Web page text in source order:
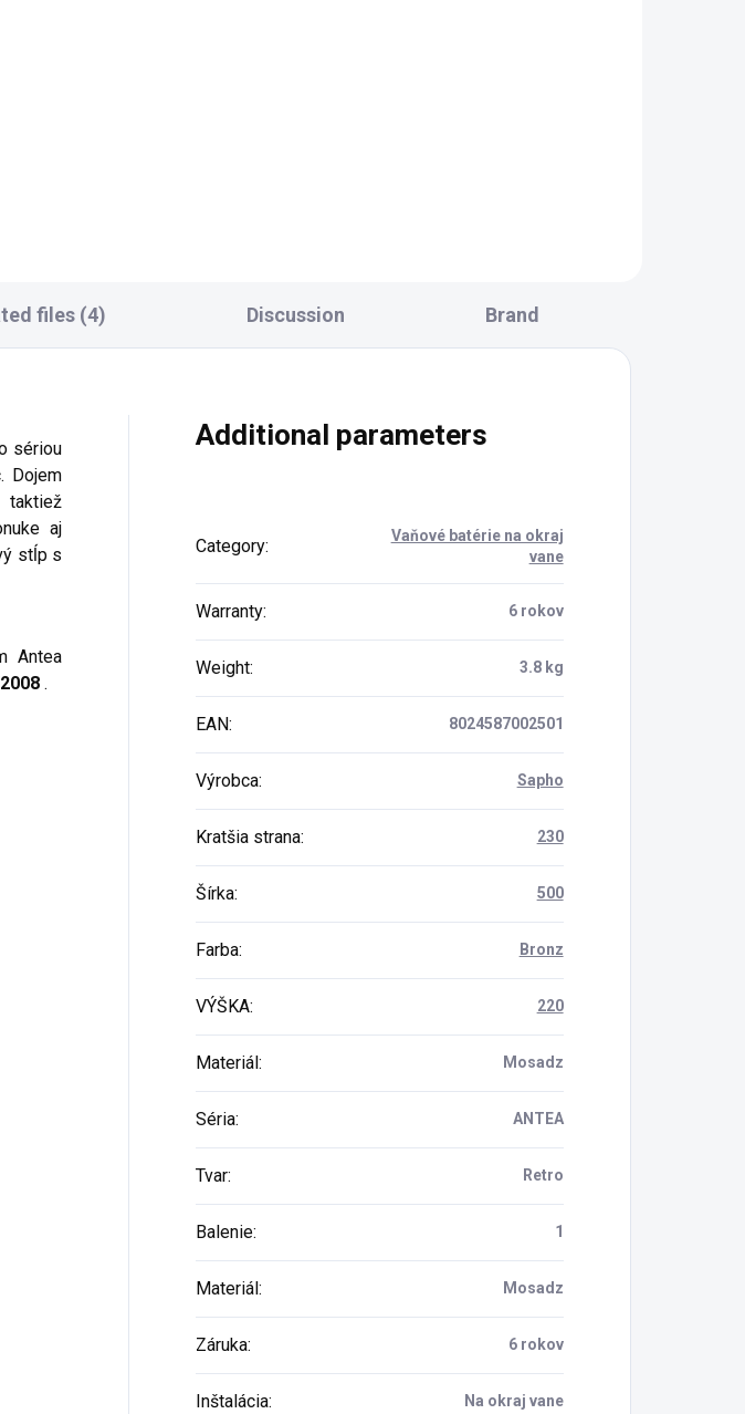
files (4) Discussion Brand
sériou
Dojem
taktiež
aj
stĺp s
Antea
.
Additional parameters
Category:
Vaňové batérie na okraj
vane
Warranty: 6 rokov
Weight: 3.8 kg
EAN: 8024587002501
Výrobca: Sapho
Kratšia strana: 230
Šírka: 500
Farba: Bronz
VÝŠKA: 220
Materiál: Mosadz
Séria: ANTEA
Tvar: Retro
Balenie: 1
Materiál: Mosadz
Záruka: 6 rokov
Inštalácia: Na okraj vane